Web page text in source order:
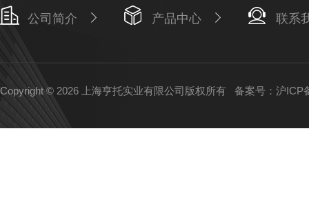
公司简介 产品中心 联系
Copyright © 2026 上海亨托实业有限公司版权所有 备案号：沪ICP